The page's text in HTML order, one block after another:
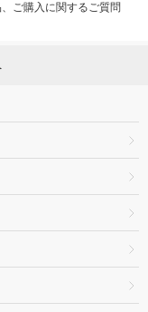
ご購入に関するご質問